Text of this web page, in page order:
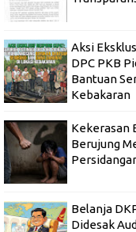
Aksi
DPC PKB
Bantuan
Kebakaran
Kekerasan
Berujung
Belanja
Didesak